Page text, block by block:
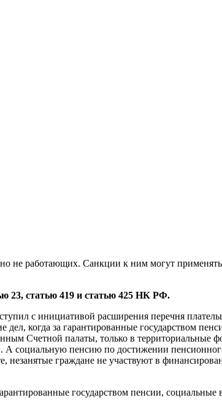
не работающих. Санкции к ним могут
23, статью 419 и статью 425 НК РФ.
с инициативой расширения перечня
когда за гарантированные государством
Счетной палаты, только в территориальные
А социальную пенсию по достижении
незанятые граждане не участвуют в
государством пенсии,